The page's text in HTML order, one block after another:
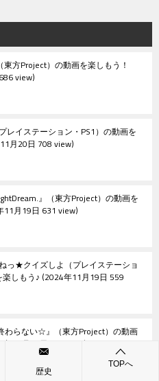
東方Project）の動画を楽しもう！
view
レイステーション・PS1）の動画を
月20日 708 view
』（東方Project）の動画を
11月19日 631 view
っ★クイズしよ（プレイステーショ
しもう♪ 2024年11月19日 559
わらない☆』（東方Project）の動画
年11月18日 556 view
歴史
TOPへ